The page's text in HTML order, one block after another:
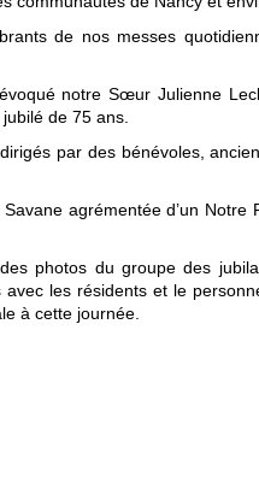
de nos messes
notre Sœur Julienne
de 75 ans.
par des bénévoles,
agrémentée d’un Notre
photos du groupe des
les résidents et le
à cette journée.